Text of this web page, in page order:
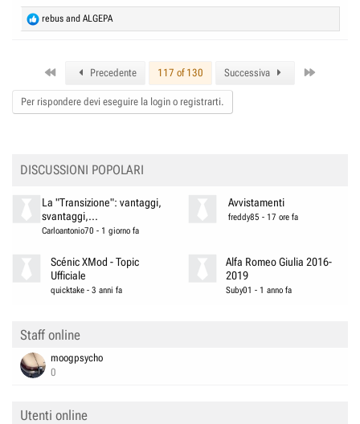
R
e
o
n
rebus and ALGEPA
Precedente 117 of 130 Successiva
Per rispondere devi eseguire la login o registrarti.
DISCUSSIONI POPOLARI
La "Transizione": vantaggi,
svantaggi,...
Carloantonio70 - 1 giorno fa
Avvistamenti
freddy85 - 17 ore fa
Scénic XMod - Topic
Ufficiale
quicktake -3 anni fa
Alfa Romeo Giulia 2016-
2019
Suby01 - 1 anno fa
Staff online
moogpsycho
0
Utenti online